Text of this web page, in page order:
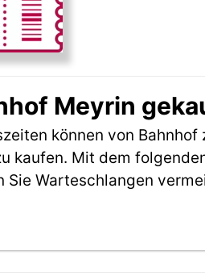
Meyrin
können von
kaufen. Mit dem
Sie Warteschlangen